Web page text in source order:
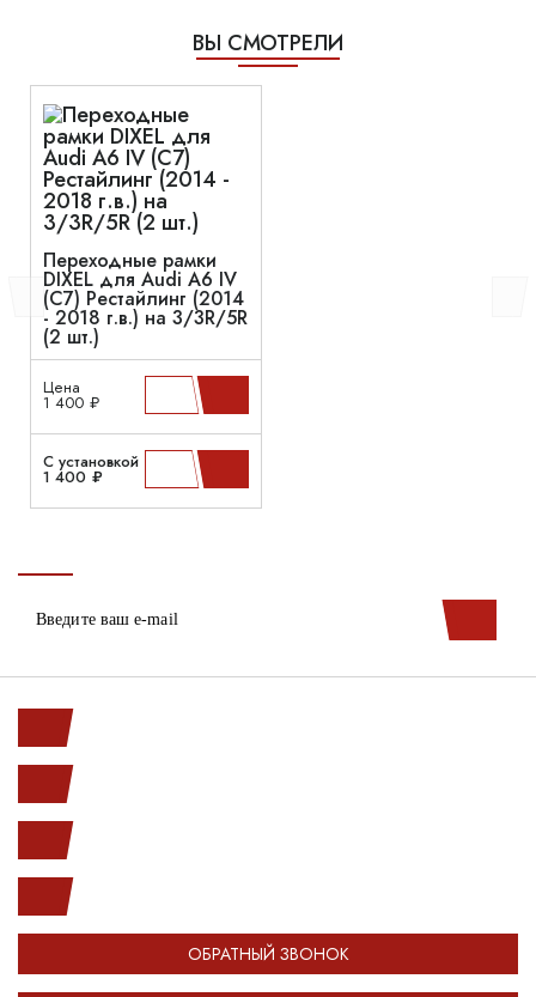
ВЫ СМОТРЕЛИ
Переходные рамки
DIXEL для Audi A6 IV
(C7) Рестайлинг (2014
- 2018 г.в.) на 3/3R/5R
(2 шт.)
Цена
1 400 ₽
С установкой
1 400 ₽
ОБРАТНЫЙ ЗВОНОК